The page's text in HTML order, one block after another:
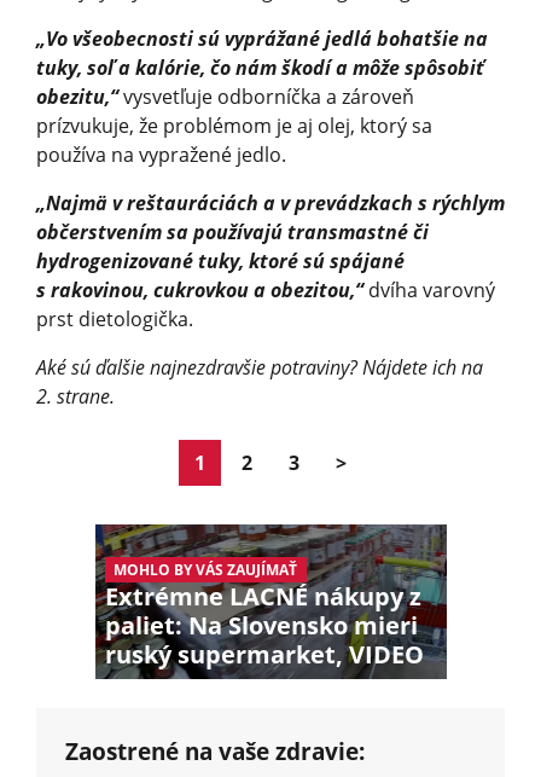
„Vo všeobecnosti sú vyprážané jedlá bohatšie na
tuky, soľ a kalórie, čo nám škodí a môže spôsobiť
obezitu,“vysvetľuje odborníčka a zároveň
prízvukuje, že problémom je aj olej, ktorý sa
používa na vypražené jedlo.
„Najmä v reštauráciách a v prevádzkach s rýchlym
občerstvením sa používajú transmastné či
hydrogenizované tuky, ktoré sú spájané
s rakovinou, cukrovkou a obezitou,“dvíha varovný
prst dietologička.
Aké sú ďalšie najnezdravšie potraviny? Nájdete ich na
2. strane.
1 2 3 >
MOHLO BY VÁS ZAUJÍMAŤ
Extrémne LACNÉ nákupy z
paliet: Na Slovensko mieri
ruský supermarket, VIDEO
Zaostrené na vaše zdravie: